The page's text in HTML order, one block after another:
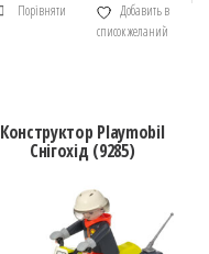
Порівняти
Добавить в
список желаний
Конструктор Playmobil
Снігохід (9285)